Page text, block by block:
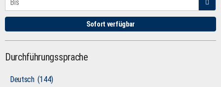
Sofort verfügbar
Durchführungssprache
Deutsch (144)